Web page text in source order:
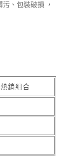
、包裝破損 ，
銷組合